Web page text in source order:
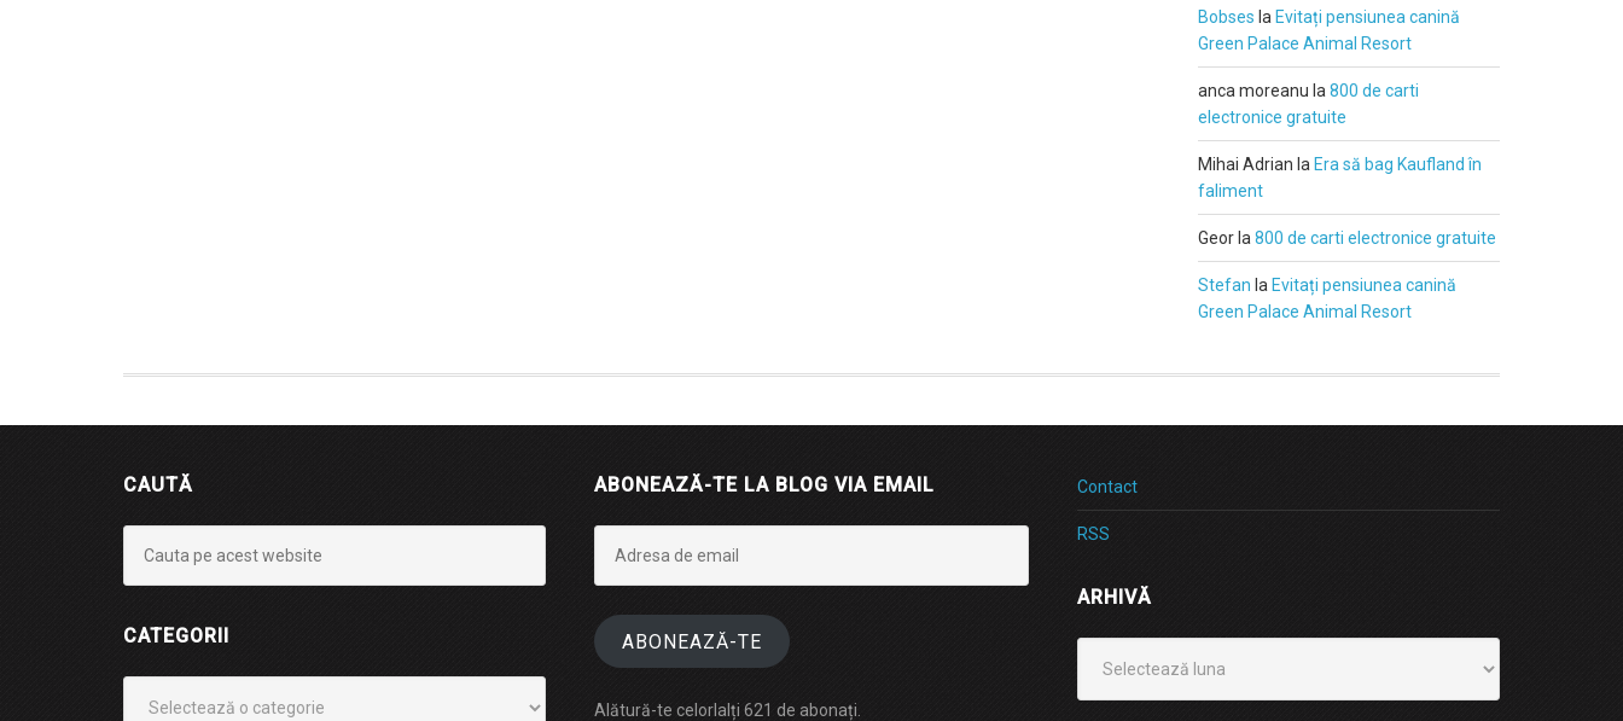
Bobses la Evitați pensiunea canină
Green Palace Animal Resort
anca moreanu la 800 de carti
electronice gratuite
Mihai Adrian la Era să bag Kaufland în
faliment
Geor la 800 de carti electronice gratuite
Stefan la Evitați pensiunea canină
Green Palace Animal Resort
CAUTĂ
CATEGORII
ABONEAZĂ-TE LA BLOG VIA EMAIL
email
ABONEAZĂ-TE
Alătură-te celorlalți 621 de abonați.
Contact
RSS
ARHIVĂ